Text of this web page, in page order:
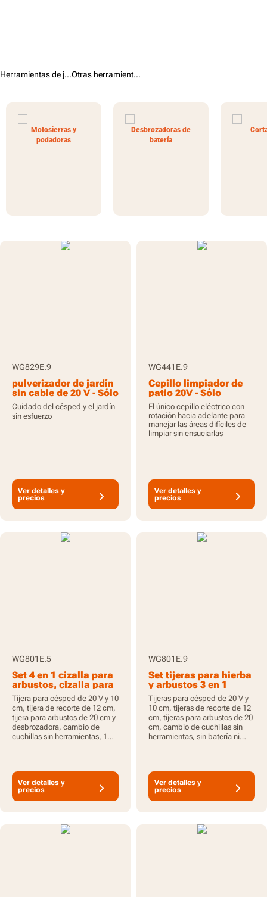
Herramientas de jardín / Otras herramientas de jardín
Motosierras y
podadoras
Desbrozadoras de
batería
WG829E.9
pulverizador de jardín
sin cable de 20 V - Sólo
herramienta
Cuidado del césped y el jardín
sin esfuerzo
Ver detalles y
precios
WG441E.9
Cepillo limpiador de
patio 20V - Sólo
Herramienta
El único cepillo eléctrico con
rotación hacia adelante para
manejar las áreas difíciles de
limpiar sin ensuciarlas
Ver detalles y
precios
WG801E.5
Set 4 en 1 cizalla para
arbustos, cizalla para
hierba y desbrozadora
Tijera para césped de 20 V y 10
cm, tijera de recorte de 12 cm,
tijera para arbustos de 20 cm y
desbrozadora, cambio de
cuchillas sin herramientas, 1
Ver detalles y
precios
WG801E.9
Set tijeras para hierba
y arbustos 3 en 1
Tijeras para césped de 20 V y
10 cm, tijeras de recorte de 12
cm, tijeras para arbustos de 20
cm, cambio de cuchillas sin
herramientas, sin batería ni
Ver detalles y
precios